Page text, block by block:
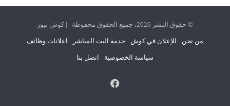
© حقوق النشر 2026، جميع الحقوق محفوظة | كوش نيوز
من نحن للإعلان في كوش خدمة البث المباشر اعلانات وظائف
سياسة الخصوصية اتصل بنا